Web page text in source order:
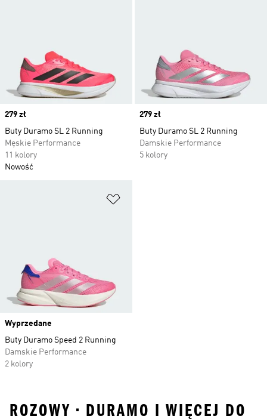
Price
279 zł
Buty Duramo SL 2 Running
Męskie Performance
11 kolory
Nowość
Price
279 zł
Buty Duramo SL 2 Running
Damskie Performance
5 kolory
Wyprzedane
Buty Duramo Speed 2 Running
Damskie Performance
2 kolory
ROZOWY • DURAMO I WIĘCEJ DO